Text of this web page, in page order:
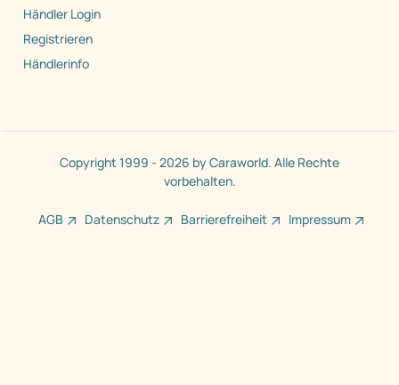
Händler Login
Registrieren
Händlerinfo
Copyright 1999 - 2026 by Caraworld. Alle Rechte
vorbehalten.
AGB Datenschutz Barrierefreiheit Impressum